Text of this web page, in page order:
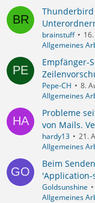
Thunderbird
brainstuff
Allgemeines
Empfänger-
Pepe-CH
8.
Allgemeines
Probleme
von Mails.
hardy13
21.
Allgemeines
Beim
Goldsunshine
Allgemeines